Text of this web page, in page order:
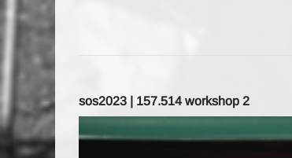
sos2023 | 157.514 workshop 2